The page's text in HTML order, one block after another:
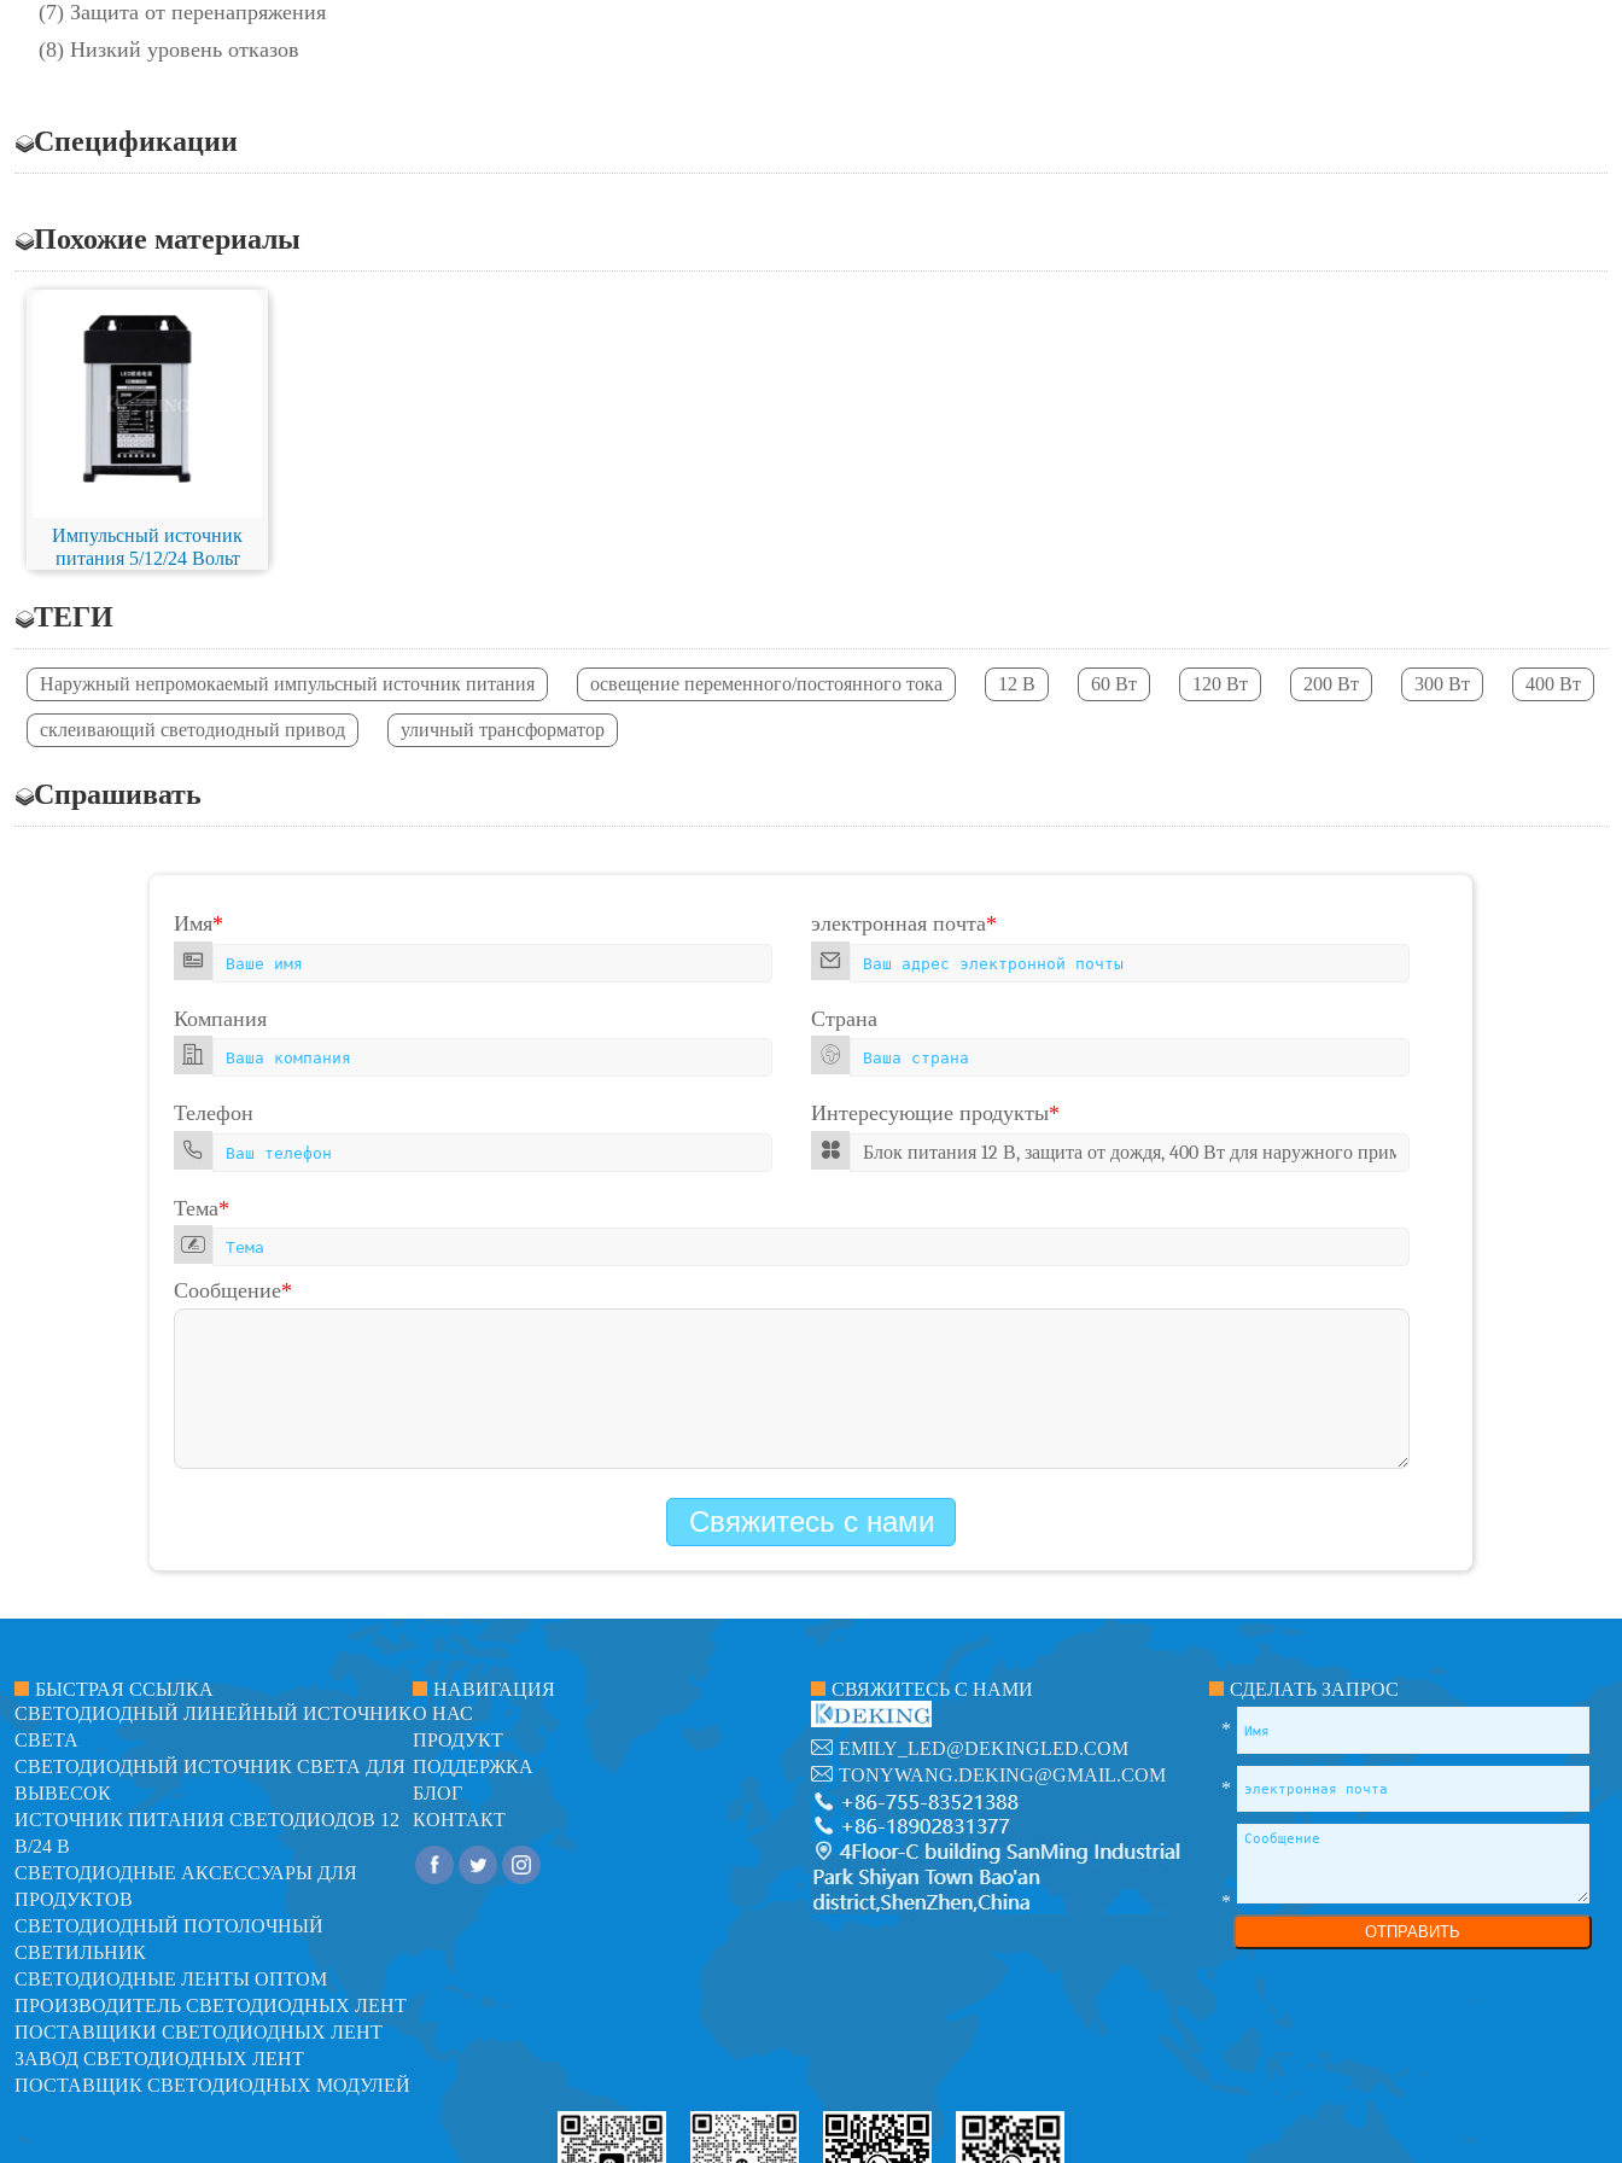
(7) Защита от перенапряжения
(8) Низкий уровень отказов
Спецификации
Похожие материалы
Импульсный источник
питания 5/12/24 Вольт
ТЕГИ
Наружный непромокаемый импульсный источник питания освещение переменного/постоянного тока 12 В 60 Вт 120 Вт 200 Вт 300 Вт 400 Вт
склеивающий светодиодный привод уличный трансформатор
Спрашивать
Имя* электронная почта*
Компания Страна
Телефон Интересующие продукты*
Тема*
Сообщение*
Свяжитесь с нами
БЫСТРАЯ ССЫЛКА
СВЕТОДИОДНЫЙ ЛИНЕЙНЫЙ ИСТОЧНИК
СВЕТА
СВЕТОДИОДНЫЙ ИСТОЧНИК СВЕТА ДЛЯ
ВЫВЕСОК
ИСТОЧНИК ПИТАНИЯ СВЕТОДИОДОВ 12
В/24 В
СВЕТОДИОДНЫЕ АКСЕССУАРЫ ДЛЯ
ПРОДУКТОВ
СВЕТОДИОДНЫЙ ПОТОЛОЧНЫЙ
СВЕТИЛЬНИК
СВЕТОДИОДНЫЕ ЛЕНТЫ ОПТОМ
ПРОИЗВОДИТЕЛЬ СВЕТОДИОДНЫХ ЛЕНТ
ПОСТАВЩИКИ СВЕТОДИОДНЫХ ЛЕНТ
ЗАВОД СВЕТОДИОДНЫХ ЛЕНТ
ПОСТАВЩИК СВЕТОДИОДНЫХ МОДУЛЕЙ
НАВИГАЦИЯ
О НАС
ПРОДУКТ
ПОДДЕРЖКА
БЛОГ
КОНТАКТ
СВЯЖИТЕСЬ С НАМИ
EMILY_LED@DEKINGLED.COM
TONYWANG.DEKING@GMAIL.COM
СДЕЛАТЬ ЗАПРОС
*
*
*
ОТПРАВИТЬ